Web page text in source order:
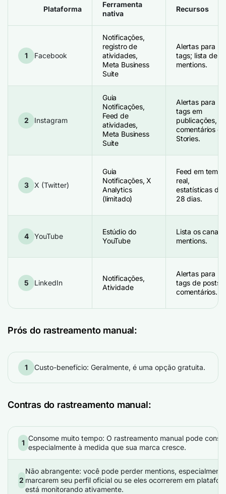
Plataforma
Ferramenta
nativa
Recursos
1 Facebook
Notificações,
registro de
atividades,
Meta Business
Suite
Alertas para
tags; lista de
mentions.
2 Instagram
Guia
Notificações,
Feed de
atividades,
Meta Business
Suite
Alertas para
tags em
publicações,
comentários e
Stories.
3 X (Twitter)
Guia
Notificações, X
Analytics
(limitado)
Feed em tempo
real,
estatísticas de
28 dias.
4 YouTube
Estúdio do
YouTube
Lista os canais
mentions.
5 LinkedIn
Notificações,
Atividade
Alertas para
tags de posts e
comentários.
Prós do rastreamento manual:
1 Custo-benefício: Geralmente, é uma opção gratuita.
Contras do rastreamento manual:
1
Consome muito tempo: O rastreamento manual pode
especialmente à medida que sua marca cresce.
2
Não abrangente: você pode perder mentions,
marcarem seu perfil oficial ou se eles ocorrerem em
está monitorando ativamente.